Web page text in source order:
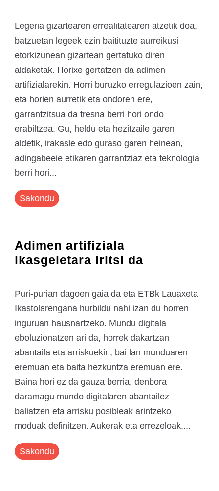
Legeria gizartearen errealitatearen atzetik doa,
batzuetan legeek ezin baitituzte aurreikusi
etorkizunean gizartean gertatuko diren
aldaketak. Horixe gertatzen da adimen
artifizialarekin. Horri buruzko erregulazioen zain,
eta horien aurretik eta ondoren ere,
garrantzitsua da tresna berri hori ondo
erabiltzea. Gu, heldu eta hezitzaile garen
aldetik, irakasle edo guraso garen heinean,
adingabeeie etikaren garrantziaz eta teknologia
berri hori...
Sakondu
Adimen artifiziala
ikasgeletara iritsi da
Puri-purian dagoen gaia da eta ETBk Lauaxeta
Ikastolarengana hurbildu nahi izan du horren
inguruan hausnartzeko. Mundu digitala
eboluzionatzen ari da, horrek dakartzan
abantaila eta arriskuekin, bai lan munduaren
eremuan eta baita hezkuntza eremuan ere.
Baina hori ez da gauza berria, denbora
daramagu mundo digitalaren abantailez
baliatzen eta arrisku posibleak arintzeko
moduak definitzen. Aukerak eta errezeloak,...
Sakondu